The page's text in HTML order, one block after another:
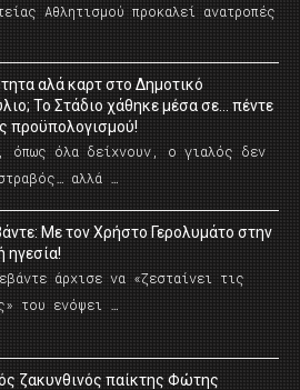
Αθλητισμού προκαλεί ανατροπές
αλά καρτ στο Δημοτικό
Το Στάδιο χάθηκε μέσα σε… πέντε
προϋπολογισμού!
όπως όλα δείχνουν, ο γιαλός δεν
αλλά …
Με τον Χρήστο Γερολυμάτο στην
ηγεσία!
άρχισε να «ζεσταίνει τις
του ενόψει …
ζακυνθινός παίκτης Φώτης